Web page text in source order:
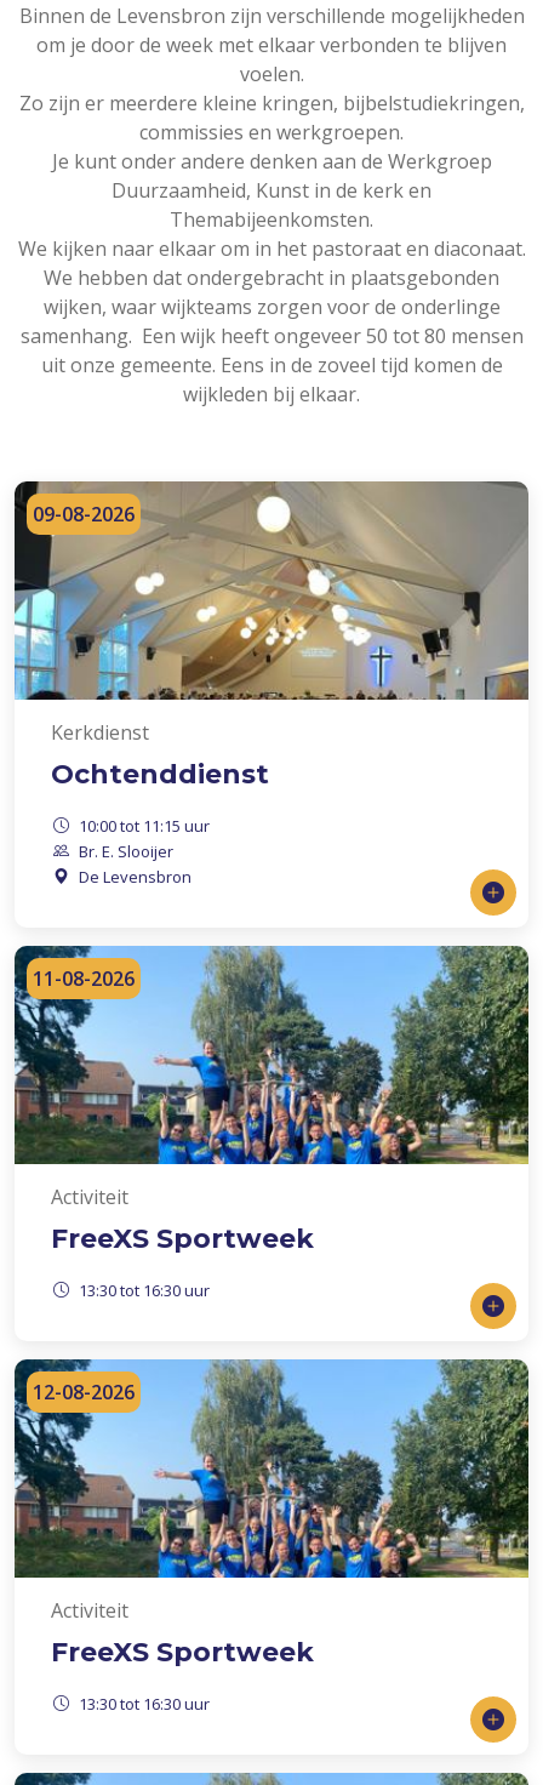
Binnen de Levensbron zijn verschillende mogelijkheden
om je door de week met elkaar verbonden te blijven
voelen.
Zo zijn er meerdere kleine kringen, bijbelstudiekringen,
commissies en werkgroepen.
Je kunt onder andere denken aan de Werkgroep
Duurzaamheid, Kunst in de kerk en
Themabijeenkomsten.
We kijken naar elkaar om in het pastoraat en diaconaat.
We hebben dat ondergebracht in plaatsgebonden
wijken, waar wijkteams zorgen voor de onderlinge
samenhang. Een wijk heeft ongeveer 50 tot 80 mensen
uit onze gemeente. Eens in de zoveel tijd komen de
wijkleden bij elkaar.
09-08-2026
Kerkdienst
Ochtenddienst
10:00 tot 11:15 uur
Br. E. Slooijer
De Levensbron
11-08-2026
Activiteit
FreeXS Sportweek
13:30 tot 16:30 uur
12-08-2026
Activiteit
FreeXS Sportweek
13:30 tot 16:30 uur